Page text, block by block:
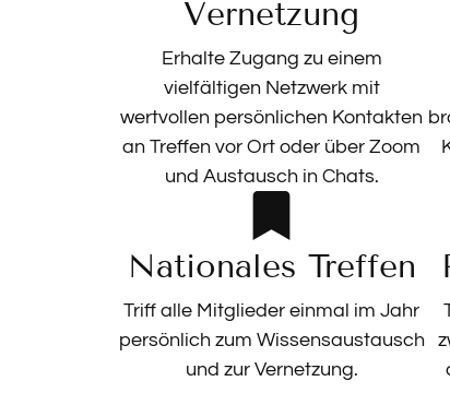
Vernetzung
Erhalte Zugang zu einem
vielfältigen Netzwerk mit
wertvollen persönlichen Kontakten
an Treffen vor Ort oder über Zoom
und Austausch in Chats.
Nationales Treffen
Triff alle Mitglieder einmal im Jahr
persönlich zum Wissensaustausch
und zur Vernetzung.